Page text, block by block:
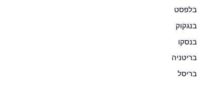
בלפסט
בנגקוק
בנסקו
בריטניה
בריסל